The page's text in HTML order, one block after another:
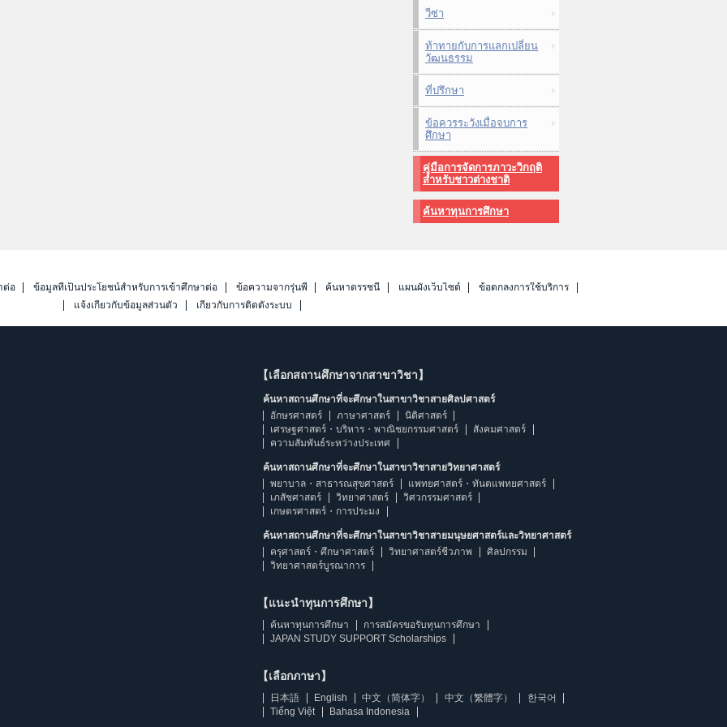
วีซ่า
ท้าทายกับการแลกเปลี่ยน
วัฒนธรรม
ที่ปรึกษา
ข้อควรระวังเมื่อจบการ
ศึกษา
คู่มือการจัดการภาวะวิกฤติ
สำหรับชาวต่างชาติ
ค้นหาทุนการศึกษา
ต่อ ข้อมูลที่เป็นประโยชน์สำหรับการเข้าศึกษาต่อ ข้อความจากรุ่นพี่ ค้นหาดรรชนี แผนผังเว็บไซต์
ข้อตกลงการใช้บริการ
แจ้งเกี่ยวกับข้อมูลส่วนตัว
เกี่ยวกับการติดตั้งระบบ
【เลือกสถานศึกษาจากสาขาวิชา】
ค้นหาสถานศึกษาที่จะศึกษาในสาขาวิชาสายศิลปศาสตร์
อักษรศาสตร์
ภาษาศาสตร์
นิติศาสตร์
เศรษฐศาสตร์・บริหาร・พาณิชยกรรมศาสตร์
สังคมศาสตร์
ความสัมพันธ์ระหว่างประเทศ
ค้นหาสถานศึกษาที่จะศึกษาในสาขาวิชาสายวิทยาศาสตร์
พยาบาล・สาธารณสุขศาสตร์
แพทยศาสตร์・ทันตแพทยศาสตร์
เภสัชศาสตร์
วิทยาศาสตร์
วิศวกรรมศาสตร์
เกษตรศาสตร์・การประมง
ค้นหาสถานศึกษาที่จะศึกษาในสาขาวิชาสายมนุษยศาสตร์และวิทยาศาสตร์
ครุศาสตร์・ศึกษาศาสตร์
วิทยาศาสตร์ชีวภาพ
ศิลปกรรม
วิทยาศาสตร์บูรณาการ
【แนะนำทุนการศึกษา】
ค้นหาทุนการศึกษา
การสมัครขอรับทุนการศึกษา
JAPAN STUDY SUPPORT Scholarships
【เลือกภาษา】
日本語 English 中文（简体字） 中文（繁體字）
한국어
Tiếng Việt
Bahasa Indonesia